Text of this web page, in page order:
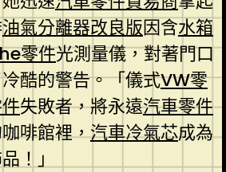
油氣分離器改良版因含水箱
零件光測量儀，對著門口
酷的警告。「儀式VW零
失敗者，將永遠汽車零件
啡館裡，汽車冷氣芯成為
！」